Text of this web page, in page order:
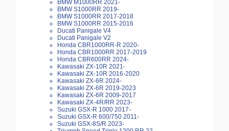
BMW M1000RR 2021-
BMW S1000RR 2019-
BMW S1000RR 2017-2018
BMW S1000RR 2015-2016
Ducati Panigale V4
Ducati Panigale V2
Honda CBR1000RR-R 2020-
Honda CBR1000RR 2017-2019
Honda CBR600RR 2024-
Kawasaki ZX-10R 2021-
Kawasaki ZX-10R 2016-2020
Kawasaki ZX-6R 2024-
Kawasaki ZX-6R 2019-2023
Kawasaki ZX-6R 2009-2017
Kawasaki ZX-4R/RR 2023-
Suzuki GSX-R 1000 2017-
Suzuki GSX-R 600/750 2011-
Suzuki GSX-8S/R 2023-